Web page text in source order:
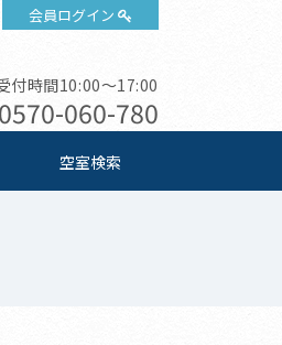
会員ログイン
付時間10:00～17:00
0570-060-780
空室検索